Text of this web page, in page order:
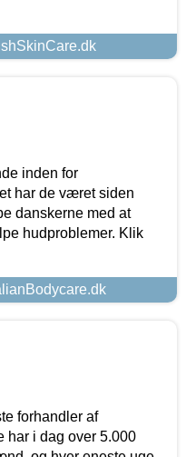
inden for
har de været siden
danskerne med at
hudproblemer. Klik
forhandler af
har i dag over 5.000